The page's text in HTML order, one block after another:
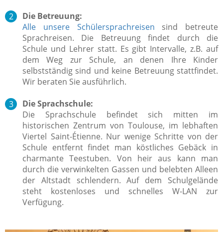
Die Betreuung:
Alle unsere Schülersprachreisen sind betreute
Sprachreisen. Die Betreuung findet durch die
Schule und Lehrer statt. Es gibt Intervalle, z.B. auf
dem Weg zur Schule, an denen Ihre Kinder
selbstständig sind und keine Betreuung stattfindet.
Wir beraten Sie ausführlich.
Die Sprachschule:
Die Sprachschule befindet sich mitten im
historischen Zentrum von Toulouse, im lebhaften
Viertel Saint-Étienne. Nur wenige Schritte von der
Schule entfernt findet man köstliches Gebäck in
charmante Teestuben. Von heir aus kann man
durch die verwinkelten Gassen und belebten Alleen
der Altstadt schlendern. Auf dem Schulgelände
steht kostenloses und schnelles W-LAN zur
Verfügung.